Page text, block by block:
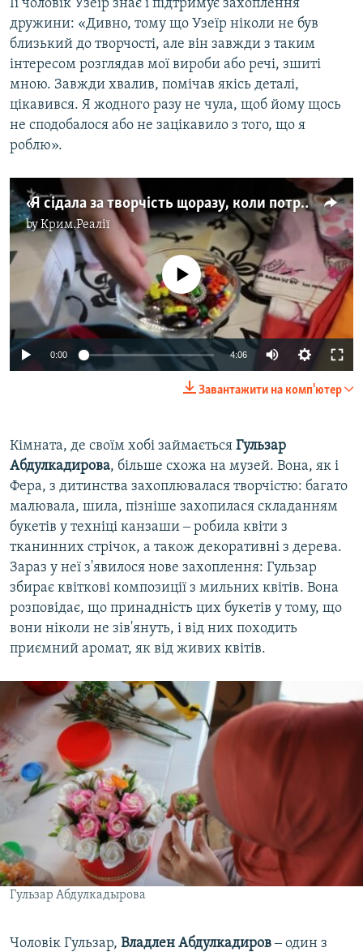
Її чоловік Узеїр знає і підтримує захоплення
дружини: «Дивно, тому що Узеїр ніколи не був
близький до творчості, але він завжди з таким
інтересом розглядав мої вироби або речі, зшиті
мною. Завжди хвалив, помічав якісь деталі,
цікавився. Я жодного разу не чула, щоб йому щось
не сподобалося або не зацікавило з того, що я
роблю».
«Я сідала за творчість щоразу, коли потребувала перезавантаження» – дружина політв'язня Фера Абдуллаєва про саморобні книги (відео)
byКрим.Реалії
720p 1080p
No media source currently available
0:00 4:06
720p
1080p
Завантажити на комп'ютер
Кімната, де своїм хобі займається Гульзар
Абдулкадирова, більше схожа на музей. Вона, як і
Фера, з дитинства захоплювалася творчістю: багато
малювала, шила, пізніше захопилася складанням
букетів у техніці канзаши ‒ робила квіти з
тканинних стрічок, а також декоративні з дерева.
Зараз у неї з'явилося нове захоплення: Гульзар
збирає квіткові композиції з мильних квітів. Вона
розповідає, що принадність цих букетів у тому, що
вони ніколи не зів'януть, і від них походить
приємний аромат, як від живих квітів.
Гульзар Абдулкадырова
Чоловік Гульзар, Владлен Абдулкадиров‒ один з